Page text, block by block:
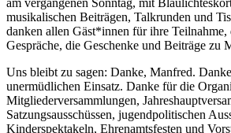
musikalischen Beiträgen, Talkrunden und
danken allen Gäst*innen für ihre Teilnahme,
Gespräche, die Geschenke und Beiträge zu
Uns bleibt zu sagen: Danke, Manfred.
unermüdlichen Einsatz. Danke für die
Mitgliederversammlungen,
Satzungsausschüssen, jugendpolitischen
Kinderspektakeln, Ehrenamtsfesten und